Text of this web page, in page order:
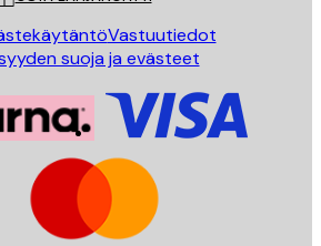
Vastuutiedot
suoja ja evästeet